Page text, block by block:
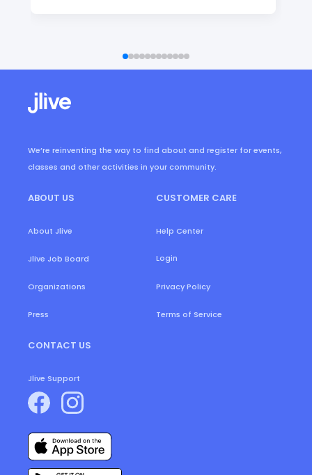
We’re reinventing the way to find about and register for events,
classes and other activities in your community.
ABOUT US
About Jlive
Jlive Job Board
Organizations
Press
CUSTOMER CARE
Help Center
Login
Privacy Policy
Terms of Service
CONTACT US
Jlive Support